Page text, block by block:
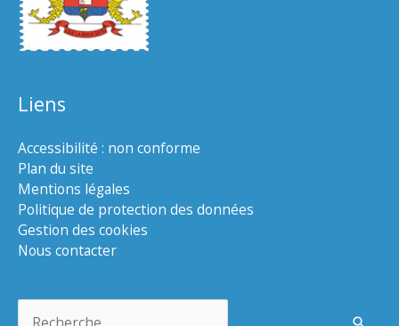
Liens
Accessibilité : non conforme
Plan du site
Mentions légales
Politique de protection des données
Gestion des cookies
Nous contacter